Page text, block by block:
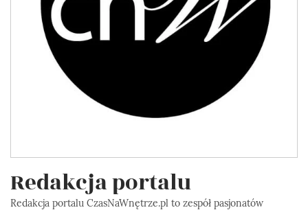
Redakcja portalu
Redakcja portalu CzasNaWnętrze.pl to zespół pasjonatów